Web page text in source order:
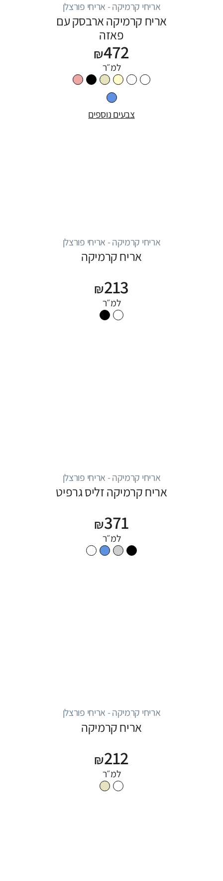
אריחי קרמיקה - אריחי פורצלן
אריח קרמיקה ארבסק עם
פאזה
₪472
למ״ר
צבעים נוספים
אריחי קרמיקה - אריחי פורצלן
אריח קרמיקה
₪213
למ״ר
אריחי קרמיקה - אריחי פורצלן
אריח קרמיקה זליס גרפיט
₪371
למ״ר
אריחי קרמיקה - אריחי פורצלן
אריח קרמיקה
₪212
למ״ר